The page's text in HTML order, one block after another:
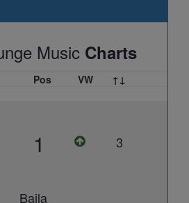
Music Charts
Pos VW ↑↓
1 3
Baila